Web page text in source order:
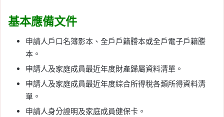
基本應備文件
申請人戶口名簿影本、全戶戶籍謄本或全戶電子戶籍謄
本。
申請人及家庭成員最近年度財產歸屬資料清單。
申請人及家庭成員最近年度綜合所得稅各類所得資料清
單。
申請人身分證明及家庭成員健保卡。